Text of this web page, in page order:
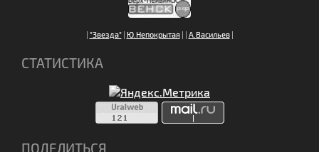
| "Звезда"| Ю.Непокрытая| | А.Васильев|
СТАТИСТИКА
ПОДЕЛИТЬСЯ